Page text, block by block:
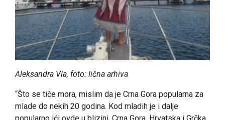
Aleksandra Vla, foto: lična arhiva
“Što se tiče mora, mislim da je Crna Gora popularna za
mlade do nekih 20 godina. Kod mladih je i dalje
popularno ići ovde u blizini, Crna Gora, Hrvatska i Grčka